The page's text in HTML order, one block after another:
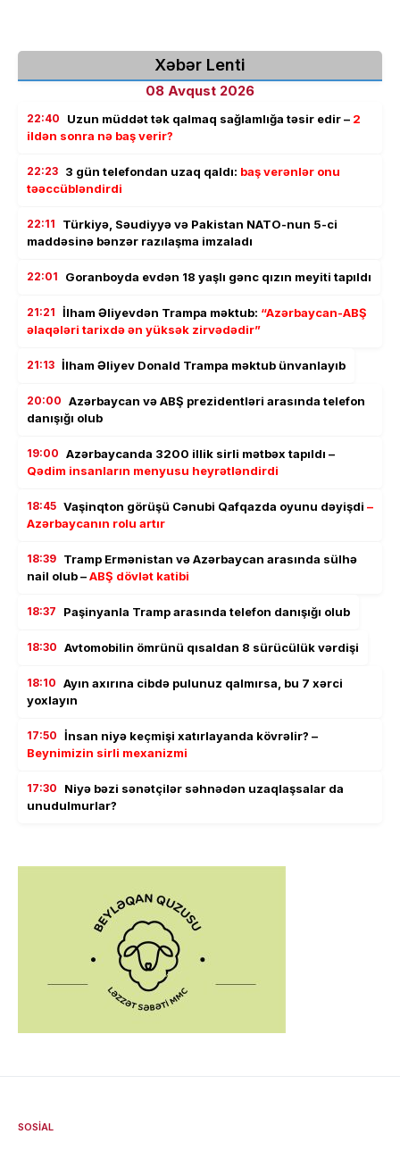
Xəbər Lenti
08 Avqust 2026
22:40 Uzun müddət tək qalmaq sağlamlığa təsir edir – 2
ildən sonra nə baş verir?
22:23 3 gün telefondan uzaq qaldı: baş verənlər onu
təəccübləndirdi
22:11
Türkiyə, Səudiyyə və Pakistan NATO-nun 5-ci
maddəsinə bənzər razılaşma imzaladı
22:01 Goranboyda evdən 18 yaşlı gənc qızın meyiti tapıldı
21:21 İlham Əliyevdən Trampa məktub: “Azərbaycan-ABŞ
əlaqələri tarixdə ən yüksək zirvədədir”
21:13 İlham Əliyev Donald Trampa məktub ünvanlayıb
20:00 Azərbaycan və ABŞ prezidentləri arasında telefon
danışığı olub
19:00 Azərbaycanda 3200 illik sirli mətbəx tapıldı –
Qədim insanların menyusu heyrətləndirdi
18:45 Vaşinqton görüşü Cənubi Qafqazda oyunu dəyişdi –
Azərbaycanın rolu artır
18:39 Tramp Ermənistan və Azərbaycan arasında sülhə
nail olub –ABŞ dövlət katibi
18:37 Paşinyanla Tramp arasında telefon danışığı olub
18:30 Avtomobilin ömrünü qısaldan 8 sürücülük vərdişi
18:10 Ayın axırına cibdə pulunuz qalmırsa, bu 7 xərci
yoxlayın
17:50 İnsan niyə keçmişi xatırlayanda kövrəlir? –
Beynimizin sirli mexanizmi
17:30
Niyə bəzi sənətçilər səhnədən uzaqlaşsalar da
unudulmurlar?
SOSIAL